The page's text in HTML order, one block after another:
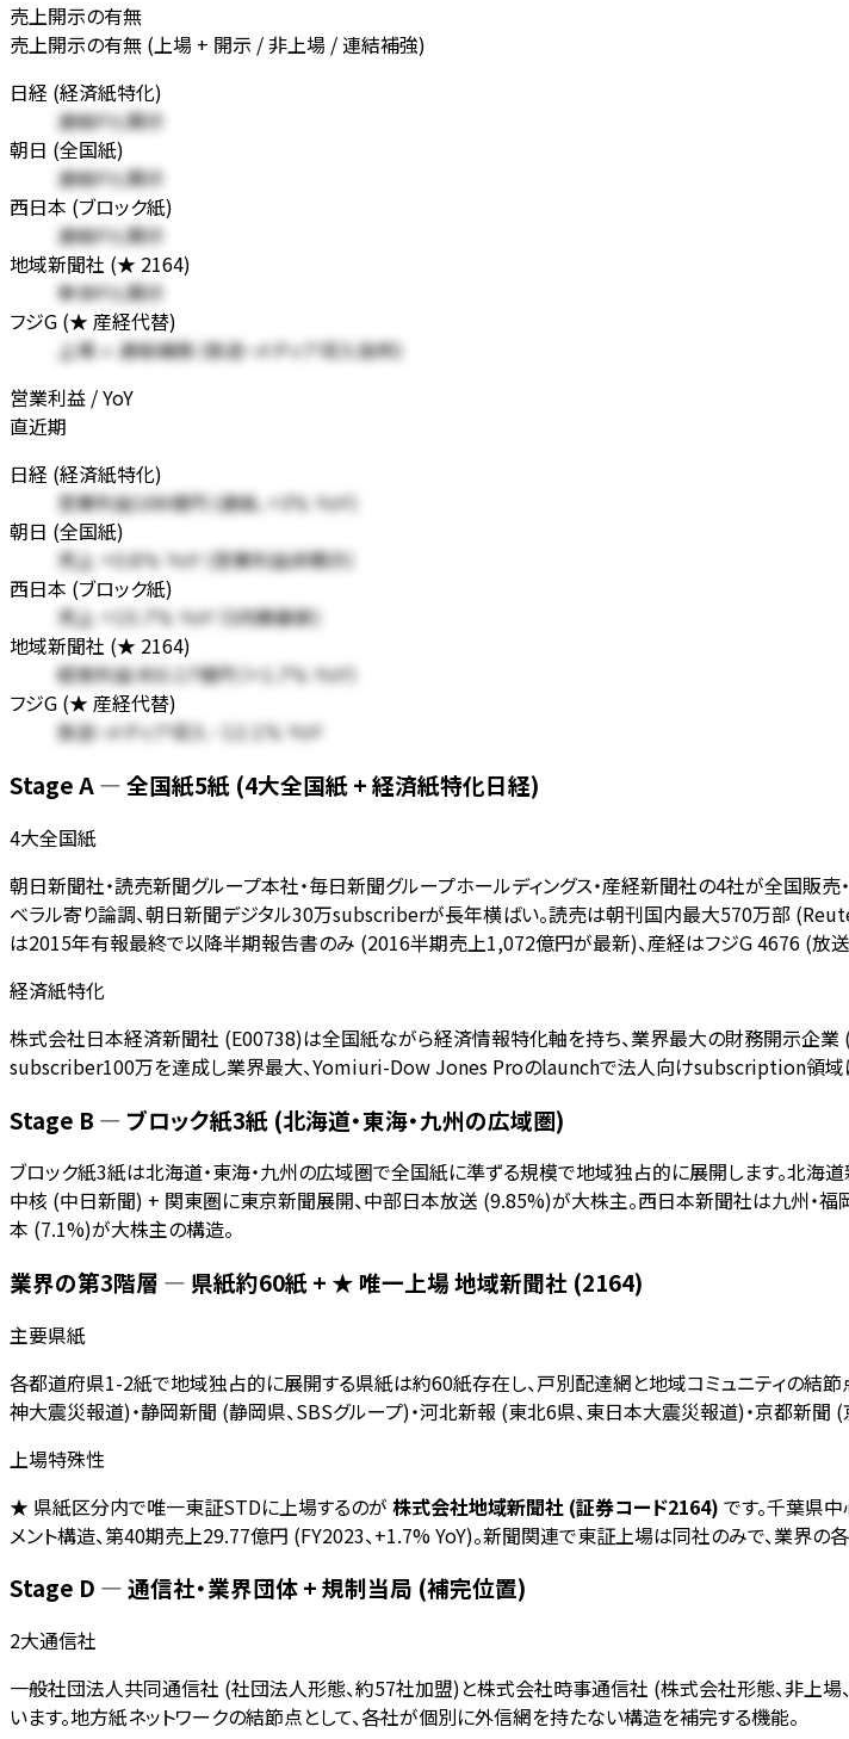
売上開示の有無
売上開示の有無 (上場 + 開示 / 非上場 / 連結補強)
日経 (経済紙特化)
連結P/L開示
朝日 (全国紙)
連結P/L開示
西日本 (ブロック紙)
連結P/L開示
地域新聞社 (★ 2164)
単体P/L開示
フジG (★ 産経代替)
上場 + 連結補強 (放送・メディア収入抜粋)
営業利益 / YoY
直近期
日経 (経済紙特化)
営業利益168億円 (連結、+3% YoY)
朝日 (全国紙)
売上 +0.8% YoY (営業利益非開示)
西日本 (ブロック紙)
売上 +15.7% YoY (3月期最新)
地域新聞社 (★ 2164)
経常利益 約0.17億円 (+1.7% YoY)
フジG (★ 産経代替)
放送・メディア収入-12.1% YoY
Stage A — 全国紙5紙 (4大全国紙 + 経済紙特化日経)
4大全国紙
朝日新聞社・読売新聞グループ本社・毎日新聞グループホールディングス・産経新聞社の4社が全国販
ベラル寄り論調、朝日新聞デジタル30万subscriberが長年横ばい。読売は朝刊国内最大570万部
は2015年有報最終で以降半期報告書のみ (2016半期売上1,072億円が最新)、産経はフジG 4676 (放送
経済紙特化
株式会社日本経済新聞社 (E00738)は全国紙ながら経済情報特化軸を持ち、業界最大の財務開示企
subscriber100万を達成し業界最大、Yomiuri-Dow Jones Proのlaunchで法人向けsubscription領域
Stage B — ブロック紙3紙 (北海道・東海・九州の広域圏)
ブロック紙3紙は北海道・東海・九州の広域圏で全国紙に準ずる規模で地域独占的に展開します。北
中核 (中日新聞) + 関東圏に東京新聞展開、中部日本放送 (9.85%)が大株主。西日本新聞社は九州・
本 (7.1%)が大株主の構造。
業界の第3階層 — 県紙約60紙 + ★ 唯一上場 地域新聞社 (2164)
主要県紙
各都道府県1-2紙で地域独占的に展開する県紙は約60紙存在し、戸別配達網と地域コミュニティの結
神大震災報道)・静岡新聞 (静岡県、SBSグループ)・河北新報 (東北6県、東日本大震災報道)・京都新聞 (
上場特殊性
★ 県紙区分内で唯一東証STDに上場するのが 株式会社地域新聞社 (証券コード2164) です。千葉県
メント構造、第40期売上29.77億円 (FY2023、+1.7% YoY)。新聞関連で東証上場は同社のみで、業界の
Stage D — 通信社・業界団体 + 規制当局 (補完位置)
2大通信社
一般社団法人共同通信社 (社団法人形態、約57社加盟)と株式会社時事通信社 (株式会社形態、非上
います。地方紙ネットワークの結節点として、各社が個別に外信網を持たない構造を補完する機能。